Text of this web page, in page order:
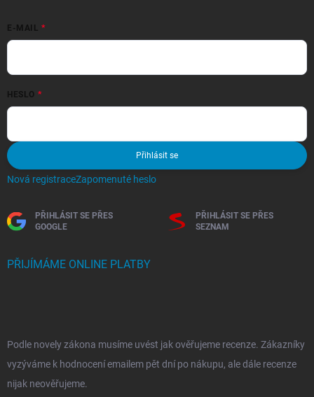
E-MAIL
HESLO
Přihlásit se
Nová registraceZapomenuté heslo
PŘIHLÁSIT SE PŘES
GOOGLE
PŘIHLÁSIT SE PŘES
SEZNAM
PŘIJÍMÁME ONLINE PLATBY
Podle novely zákona musíme uvést jak ověřujeme recenze. Zákazníky
vyzýváme k hodnocení emailem pět dní po nákupu, ale dále recenze
nijak neověřujeme.